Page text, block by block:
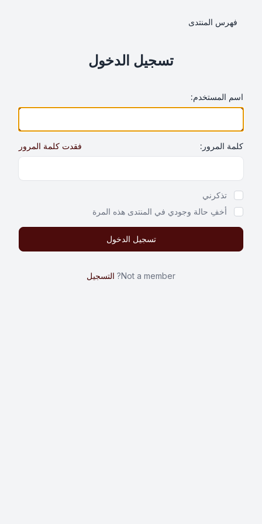
فهرس المنتدى
تسجيل الدخول
اسم المستخدم:
كلمة المرور: فقدت كلمة المرور
تذكرني
أخفِ حالة وجودي في المنتدى هذه المرة
Not a member? التسجيل